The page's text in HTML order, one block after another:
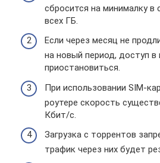
сбросится на минималку в
всех ГБ.
Если через месяц не
на новый период, доступ в
приостановиться.
При использовании SIM-
роутере скорость
Кбит/с.
Загрузка с торрентов
трафик через них будет